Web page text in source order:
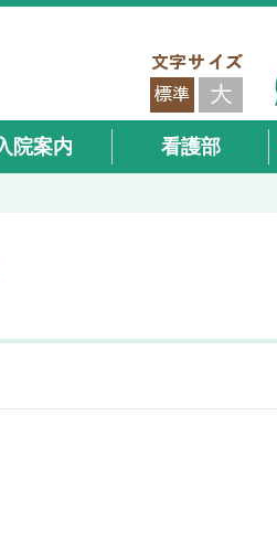
院案内 看護部